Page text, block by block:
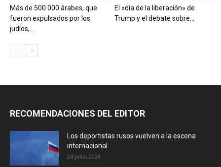
Más de 500 000 árabes, que
fueron expulsados por los
judíos,...
El «día de la liberación» de
Trump y el debate sobre...
RECOMENDACIONES DEL EDITOR
Los deportistas rusos vuelven a la escena
internacional
24 julio, 2026